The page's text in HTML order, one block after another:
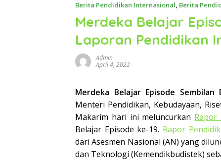
Berita Pendidikan Internasional, Berita
Merdeka Belajar
Laporan Pendidikan
Admin
April 4, 2022
Merdeka Belajar Episode
Menteri Pendidikan, Kebudayaan,
Makarim hari ini meluncurkan Rapor
Belajar Episode ke-19. Rapor
dari Asesmen Nasional (AN) yang
dan Teknologi (Kemendikbudistek)